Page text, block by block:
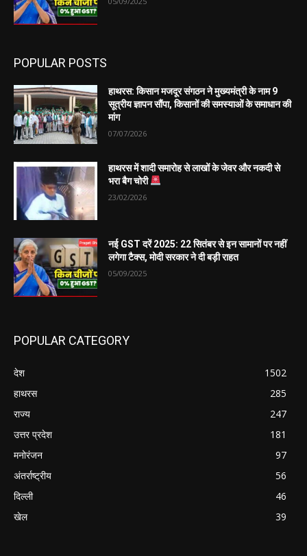
POPULAR POSTS
हाथरस: किसान मजदूर संगठन ने मुख्यमंत्री के नाम 9
सूत्रीय ज्ञापन सौंपा, किसानों की समस्याओं के समाधान की
मांग
07/07/2026
हाथरस में शादी समारोह से लाखों के जेवर और नकदी से
भरा बैग चोरी
23/02/2026
नई GST दरें 2025: 22 सितंबर से इन सामानों पर नहीं
लगेगा टैक्स, मोदी सरकार ने दी बड़ी राहत
05/09/2025
POPULAR CATEGORY
देश
1502
हाथरस
285
राज्य
247
उत्तर प्रदेश
181
मनोरंजन
97
अंतर्राष्ट्रीय
56
दिल्ली
46
खेल
39